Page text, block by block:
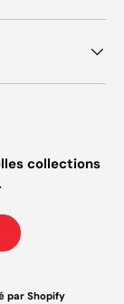
collections
par Shopify